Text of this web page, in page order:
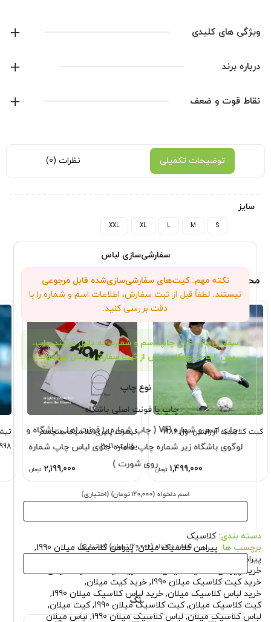
سفارشی‌سازی لباس
نکته مهم: کیت‌های سفارشی‌سازی‌شده قابل مرجوعی
نیستند. لطفاً قبل از ثبت سفارش، اطلاعات اسم و شماره را با
دقت بررسی کنید.
سفارش‌های دارای چاپ اسم و شماره، به دلیل فرآیند چاپ،
بین ۲ تا ۵ روز کاری پس از ثبت سفارش ارسال می‌شوند.
نوع چاپ
چاپ با فونت اصلی باشگاه
چاپ اسم و شماره VIP ( چاپ شماره با فونت اصلی باشگاه و
لوگوی باشگاه زیر شماره چاپ شماره جلوی لباس چاپ شماره
روی شورت )
اسم دلخواه (۱۲۰٬۰۰۰ تومان) (اختیاری)
شماره دلخواه(۱۲۰٬۰۰۰ تومان) (اختیاری)
تگ
ویژگی های کلیدی
قالب لباس : بزرگ
موجود در انبار آماده ی ارسال
درباره برند
آدیداس
نقاط قوت و ضعف
توضیحات تکمیلی نظرات (0)
سایز
S
M
L
XL
XXL
محصولات مرتبط
کیت کلاسیک آرژانتین اول 1986
1,499,000 تومان
تیشرت پلیری کلاسیک منچستر
یونایتد 2011
2,199,000 تومان
1998
دسته بندی:کلاسیک
برچسب ها: پیراهن کلاسیک میلان,پیراهن کلاسیک میلان 1990
,
پیراهن میلان
خرید پیراهن کلاسیک میلان 1990
,خرید کیت کلاسیک میلان,
خرید کیت کلاسیک میلان 1990
, خرید کیت میلان,
خرید لباس کلاسیک میلان, خرید لباس کلاسیک میلان 1990
,
کیت کلاسیک میلان,کیت کلاسیک میلان 1990 ,کیت میلان,
لباس کلاسیک میلان,لباس کلاسیک میلان 1990 , لباس میلان